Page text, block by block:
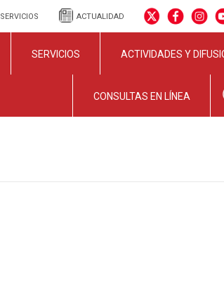
SERVICIOS ACTUALIDAD
SERVICIOS ACTIVIDADES Y
CONSULTAS EN LÍNEA